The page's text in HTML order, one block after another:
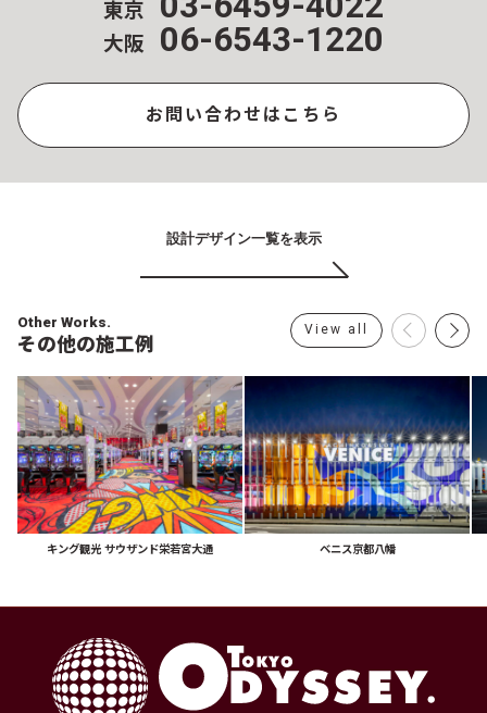
東京
大阪 06-6543-1220
お問い合わせはこちら
設計デザイン一覧を表示
Other Works.
その他の施工例
キング観光 サウザンド栄若宮大通 ベニス京都八幡
View all